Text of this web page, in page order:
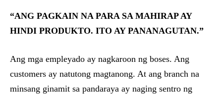
“ANG PAGKAIN NA PARA SA MAHIRAP AY
HINDI PRODUKTO. ITO AY PANANAGUTAN.”
Ang mga empleyado ay nagkaroon ng boses. Ang
customers ay natutong magtanong. At ang branch na
minsang ginamit sa pandaraya ay naging sentro ng